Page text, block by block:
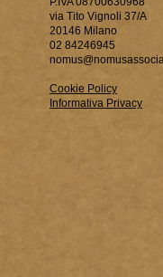
via Tito Vignoli 37/A
20146 Milano
02 84246945
Cookie Policy
Informativa Privacy